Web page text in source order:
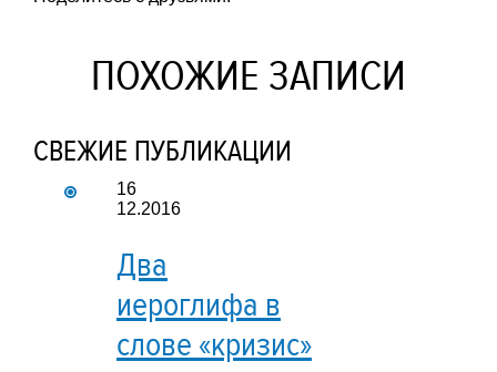
ПОХОЖИЕ ЗАПИСИ
СВЕЖИЕ ПУБЛИКАЦИИ
16
12.2016
Два
иероглифа в
слове «кризис»